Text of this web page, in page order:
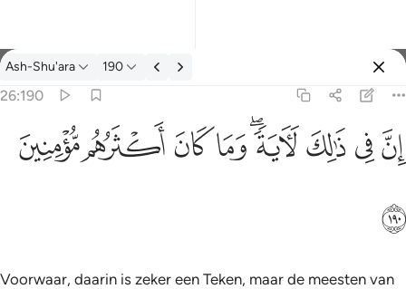
Tafseer: Ash-Shu'ara 26:190
Ash-Shu'ara 190
26:190
ان في ذالك لاية وما كان اكثرهم مومنين ١٩٠
إِنَّ فِى ذَٰلِكَ لَـَٔايَةًۭ ۖ وَمَا كَانَ أَكْثَرُهُم مُّؤْمِنِينَ ١٩٠
ﱳﱴﱵﱶﱷﱸﱹﱺﱻ
ﱼ
Voorwaar, daarin is zeker een Teken, maar de meesten van